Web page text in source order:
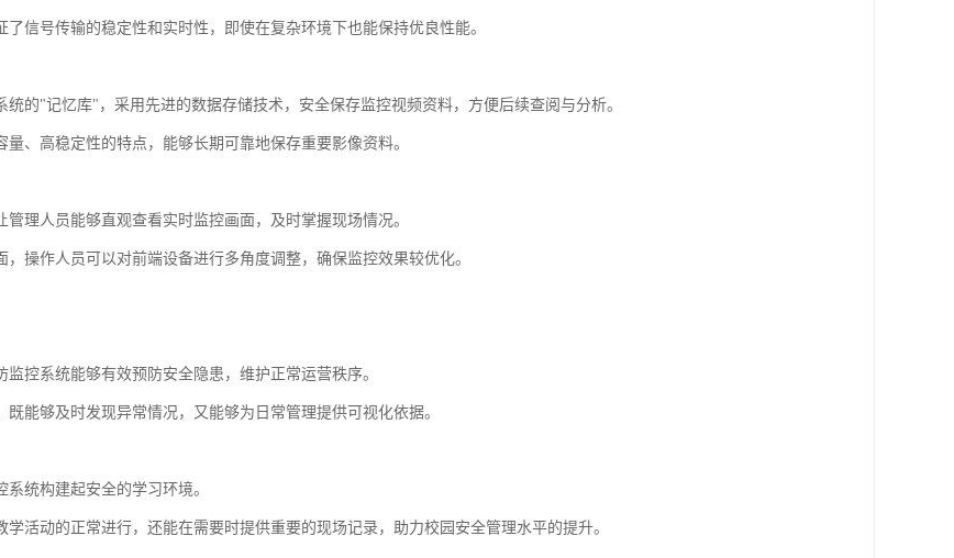
了信号传输的稳定性和实时性，即使在复杂环境下也能保持优良性能。
统的"记忆库"，采用先进的数据存储技术，安全保存监控视频资料，方便后续查阅与分析。
量、高稳定性的特点，能够长期可靠地保存重要影像资料。
管理人员能够直观查看实时监控画面，及时掌握现场情况。
，操作人员可以对前端设备进行多角度调整，确保监控效果较优化。
监控系统能够有效预防安全隐患，维护正常运营秩序。
既能够及时发现异常情况，又能够为日常管理提供可视化依据。
系统构建起安全的学习环境。
学活动的正常进行，还能在需要时提供重要的现场记录，助力校园安全管理水平的提升。